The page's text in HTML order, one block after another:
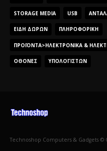
STORAGE MEDIA USB
ΕΊΔΗ ΔΏΡΩΝ ΠΛΗΡΟΦΟΡΙΚΉ
ΠΡΟΪΌΝΤΑ>ΗΛΕΚΤΡΟΝΙΚΆ &
ΟΘΌΝΕΣ ΥΠΟΛΟΓΙΣΤΏΝ
Technoshop Computers & Gadgets ©